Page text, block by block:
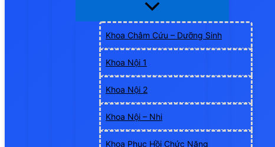
Khoa Châm Cứu – Dưỡng Sinh
Khoa Nội 1
Khoa Nội 2
Khoa Nội – Nhi
Khoa Phục Hồi Chức Năng